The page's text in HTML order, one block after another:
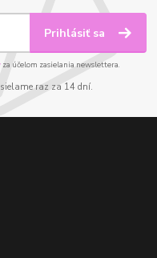
Prihlásiť sa
za účelom zasielania newslettera.
raz za 14 dní.